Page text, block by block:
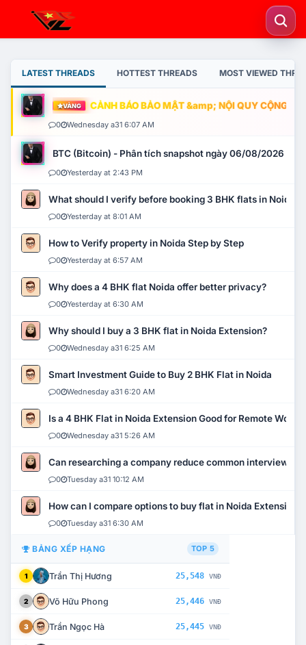
LATEST THREADS HOTTEST THREADS MOST VIEWED
VÀNG CẢNH BÁO BẢO MẬT &amp; NỘI QUY CỘNG
0 Wednesday a31 6:07 AM
BTC (Bitcoin) - Phân tích snapshot ngày 06/08/2026
0 Yesterday at 2:43 PM
What should I verify before booking 3 BHK flats in Noida?
0 Yesterday at 8:01 AM
How to Verify property in Noida Step by Step
0 Yesterday at 6:57 AM
Why does a 4 BHK flat Noida offer better privacy?
0 Yesterday at 6:30 AM
Why should I buy a 3 BHK flat in Noida Extension?
0 Wednesday a31 6:25 AM
Smart Investment Guide to Buy 2 BHK Flat in Noida
0 Wednesday a31 6:20 AM
Is a 4 BHK Flat in Noida Extension Good for Remote Work?
0 Wednesday a31 5:26 AM
Can researching a company reduce common interview
0 Tuesday a31 10:12 AM
How can I compare options to buy flat in Noida Extension?
0 Tuesday a31 6:30 AM
BẢNG XẾP HẠNG TOP 5
1 Trần Thị Hương 25,548 VNĐ
2 Võ Hữu Phong 25,446 VNĐ
3 Trần Ngọc Hà 25,445 VNĐ